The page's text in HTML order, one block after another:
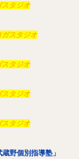
タジオ
スタジオ
タジオ
タジオ
タジオ
野個別指導塾」